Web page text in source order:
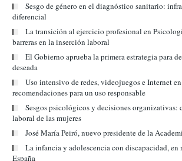
Sesgo de género en el diagnóstico sanitario:
diferencial
La transición al ejercicio profesional en
barreras en la inserción laboral
El Gobierno aprueba la primera estrategia para
deseada
Uso intensivo de redes, videojuegos e Internet
recomendaciones para un uso responsable
Sesgos psicológicos y decisiones organizativas:
laboral de las mujeres
José María Peiró, nuevo presidente de la
La infancia y adolescencia con discapacidad,
España